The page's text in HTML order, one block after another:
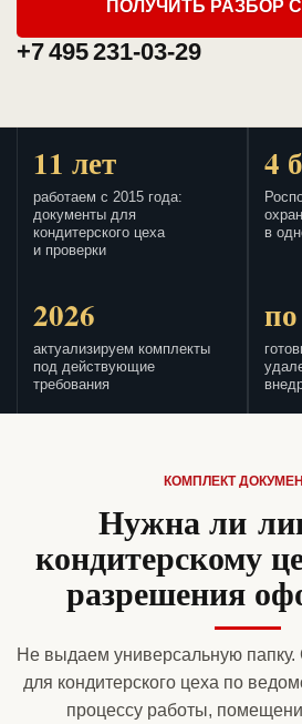
ПОЛУЧИТЬ РАЗБОР
+7 495 231-03-29
11 лет
работаем с 2015 года:
документы для
кондитерского цеха
и проверки
4
в
2026
актуализируем комплекты
под действующие
требования
КОМПЛЕКТ
Нужна ли
кондитерскому
разрешения
Не выдаем универсальную
для кондитерского цеха по
процессу работы,